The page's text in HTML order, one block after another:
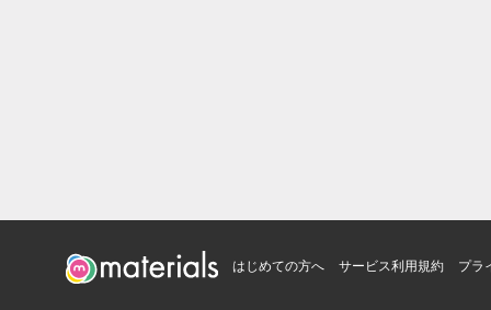
はじめての方へ サービス利用規約 プラ